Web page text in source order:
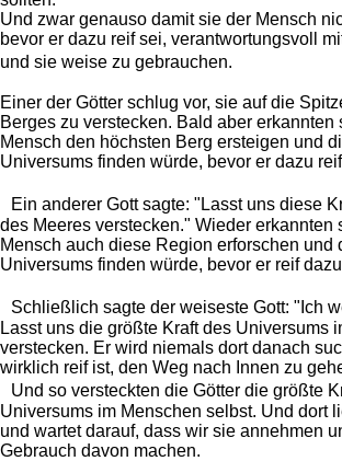
Und zwar genauso damit sie der Mensch
bevor er dazu reif sei, verantwortungsvoll
und sie weise zu gebrauchen.
Einer der Götter schlug vor, sie auf die
Berges zu verstecken. Bald aber erkannten
Mensch den höchsten Berg ersteigen und
Universums finden würde, bevor er dazu
Ein anderer Gott sagte: "Lasst uns diese
des Meeres verstecken." Wieder erkannten
Mensch auch diese Region erforschen und
Universums finden würde, bevor er reif
Schließlich sagte der weiseste Gott: "Ich
Lasst uns die größte Kraft des Universums
verstecken. Er wird niemals dort danach
wirklich reif ist, den Weg nach Innen zu
Und so versteckten die Götter die größte
Universums im Menschen selbst. Und dort
und wartet darauf, dass wir sie annehmen
Gebrauch davon machen.